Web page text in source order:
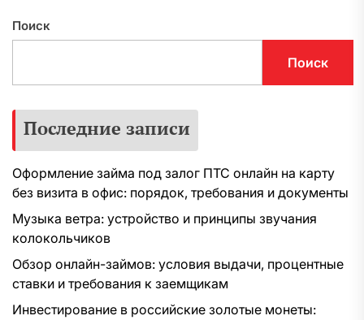
Поиск
Поиск
Последние записи
Оформление займа под залог ПТС онлайн на карту
без визита в офис: порядок, требования и документы
Музыка ветра: устройство и принципы звучания
колокольчиков
Обзор онлайн-займов: условия выдачи, процентные
ставки и требования к заемщикам
Инвестирование в российские золотые монеты: